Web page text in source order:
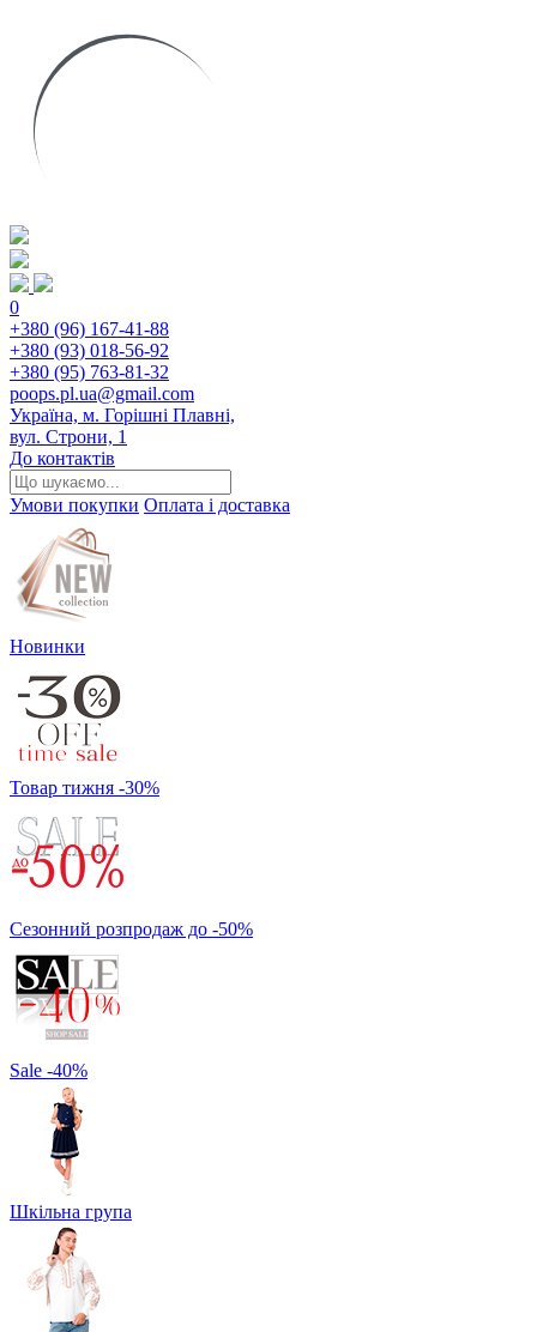
0
+380 (96) 167-41-88
+380 (93) 018-56-92
+380 (95) 763-81-32
poops.pl.ua@gmail.com
Україна, м. Горішні Плавні,
вул. Строни, 1
До контактів
Умови покупки Оплата і доставка
Новинки
Товар тижня -30%
Сезонний розпродаж до -50%
Sale -40%
Шкільна група